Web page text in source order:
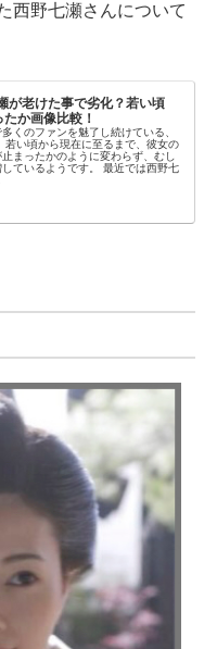
西野七瀬さんについて
が老けた事で劣化？若い頃
か画像比較！
くのファンを魅了し続けている、
若い頃から現在に至るまで、彼女の
まったかのように変わらず、むし
ているようです。 最近では西野七